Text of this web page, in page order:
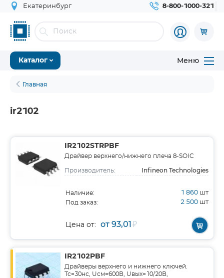
Екатеринбург 8-800-1000-321
Каталог Меню
Главная
ir2102
IR2102STRPBF
Драйвер верхнего/нижнего плеча 8-SOIC
Производитель: Infineon Technologies
Наличие: 1 860 шт
Под заказ: 2 500 шт
Цена от: от 93,01₽
IR2102PBF
Драйверы верхнего и нижнего ключей.
Тс=30нс, Uсм=600В, Uвых=10/20В,